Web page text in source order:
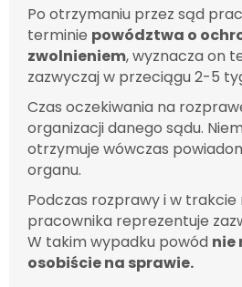
Po otrzymaniu przez sąd
terminie powództwa o
zwolnieniem, wyznacza on
zazwyczaj w przeciągu 2-5
Czas oczekiwania na
organizacji danego sądu.
otrzymuje wówczas
organu.
Podczas rozprawy i w trakcie
pracownika reprezentuje
W takim wypadku powód nie
osobiście na sprawie.